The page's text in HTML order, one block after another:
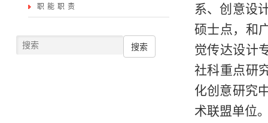
系、创意设
硕士点，和
觉传达设计
社科重点研
化创意研究
术联盟单位
职能职责
搜索